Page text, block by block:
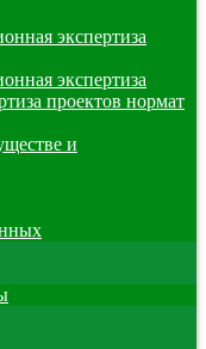
экспертиза
экспертиза
проектов нормат
и